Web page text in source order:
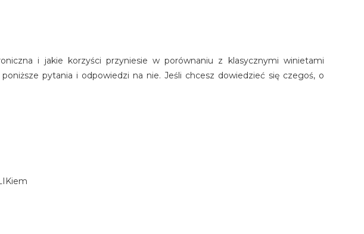
i jakie korzyści przyniesie w porównaniu z klasycznymi winietami
pytania i odpowiedzi na nie. Jeśli chcesz dowiedzieć się czegoś, o